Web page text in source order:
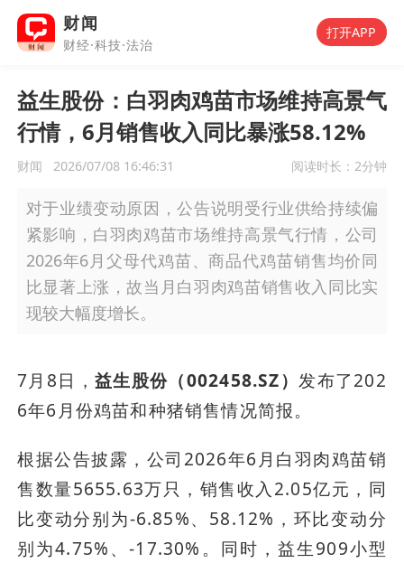
财闻
财经·科技·法治
打开APP
益生股份：白羽肉鸡苗市场维持高景气
行情，6月销售收入同比暴涨58.12%
财闻 2026/07/08 16:46:31 阅读时长： 2分钟
对于业绩变动原因，公告说明受行业供给持续偏
紧影响，白羽肉鸡苗市场维持高景气行情，公司
2026年6月父母代鸡苗、商品代鸡苗销售均价同
比显著上涨，故当月白羽肉鸡苗销售收入同比实
现较大幅度增长。
7月8日， 益生股份（002458.SZ）发布了202
6年6月份鸡苗和种猪销售情况简报。
根据公告披露，公司2026年6月白羽肉鸡苗销
售数量5655.63万只，销售收入2.05亿元，同
比变动分别为-6.85%、58.12%，环比变动分
别为4.75%、-17.30%。同时，益生909小型